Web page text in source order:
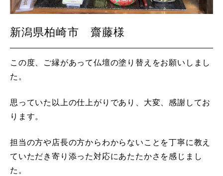
新潟県柏崎市 齋藤様
この度、ご縁があって仏壇の塗り替えをお願いしまし
た。
思っていた以上の仕上がりであり、大変、感謝してお
ります。
担当の方や店長の方からわからないことを丁寧に教え
ていただき寄り添った対応にあたたかさを感じまし
た。